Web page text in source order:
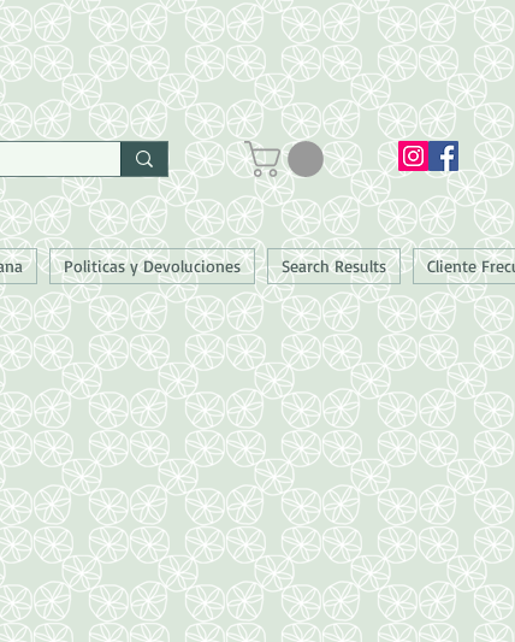
Politicas y Devoluciones Search Results Cliente
al 72 49 99 36